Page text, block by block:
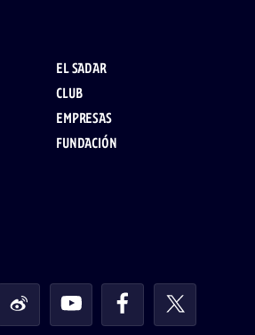
EL SADAR
CLUB
EMPRESAS
FUNDACIÓN